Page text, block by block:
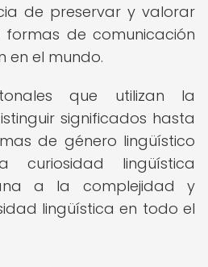
de preservar y valorar
de comunicación
en el mundo.
que utilizan la
significados hasta
de género lingüístico
curiosidad lingüística
a la complejidad y
lingüística en todo el